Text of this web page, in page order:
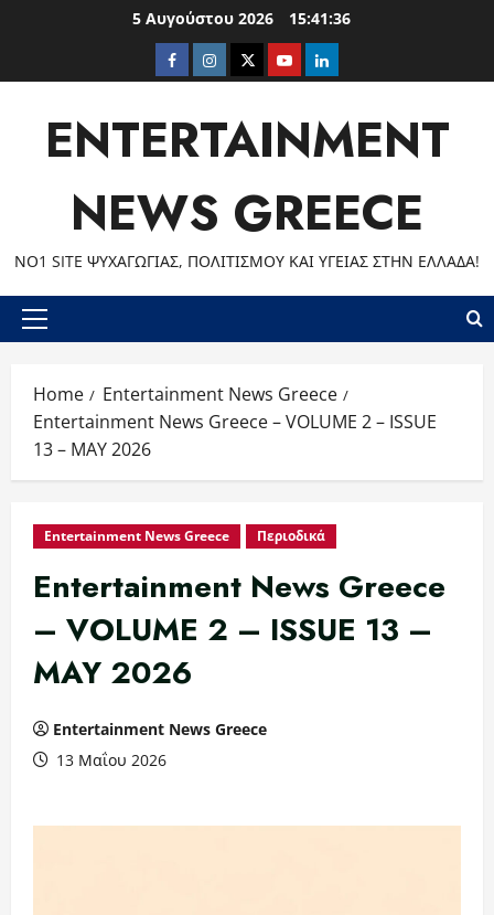
5 Αυγούστου 2026 15:41:37
Facebook
Instagram
TwitterYoutubeLinkedIn
ENTERTAINMENT
NEWS GREECE
ΝΟ1 SITE ΨΥΧΑΓΩΓΊΑΣ, ΠΟΛΙΤΙΣΜΟΎ ΚΑΙ ΥΓΕΊΑΣ ΣΤΗΝ ΕΛΛΆΔΑ!
Primary
Home
Entertainment News Greece
Entertainment News Greece – VOLUME 2 – ISSUE
13 – MAY 2026
Entertainment News Greece Περιοδικά
Entertainment News Greece
– VOLUME 2 – ISSUE 13 –
MAY 2026
Entertainment News Greece
13 Μαΐου 2026